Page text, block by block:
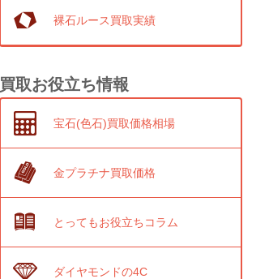
裸石ルース買取実績
買取お役立ち情報
宝石(色石)買取価格相場
金プラチナ買取価格
とってもお役立ちコラム
ダイヤモンドの4C